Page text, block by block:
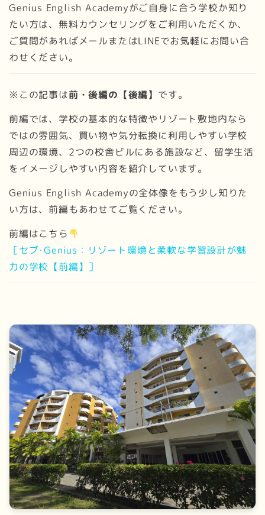
Genius English Academyがご自身に合う学校か知り
たい方は、無料カウンセリングをご利用いただくか、
ご質問があればメールまたはLINEでお気軽にお問い合
わせください。
※この記事は前・後編の【後編】 です。
前編では、学校の基本的な特徴やリゾート敷地内なら
ではの雰囲気、買い物や気分転換に利用しやすい学校
周辺の環境、2つの校舎ビルにある施設など、留学生活
をイメージしやすい内容を紹介しています。
Genius English Academyの全体像をもう少し知りた
い方は、前編もあわせてご覧ください。
前編はこちら
［セブ･Genius：リゾート環境と柔軟な学習設計が魅
力の学校【前編】］